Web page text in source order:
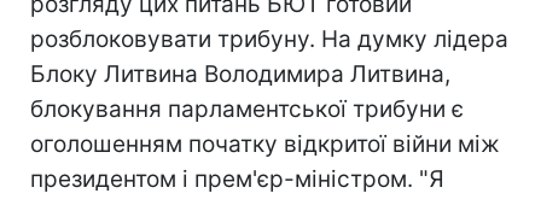
розблоковувати трибуну. На думку лідера
Блоку Литвина Володимира Литвина,
блокування парламентської трибуни є
оголошенням початку відкритої війни між
президентом і прем'єр-міністром. "Я